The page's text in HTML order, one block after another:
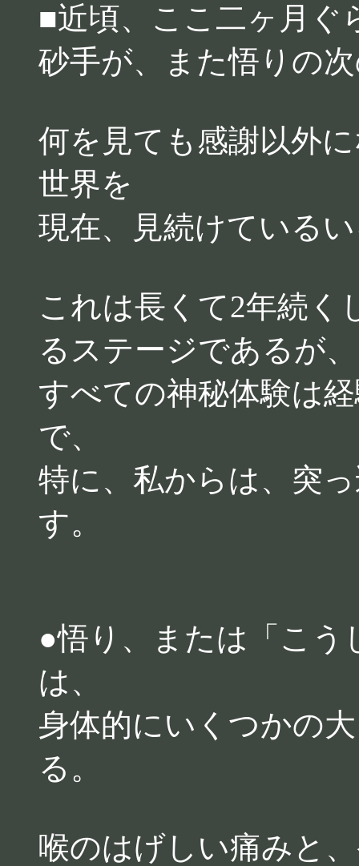
■近頃、ここ二ヶ月ぐ
砂手が、また悟りの
何を見ても感謝以外
世界を
現在、見続けている
これは長くて2年続く
るステージであるが、
すべての神秘体験は
で、
特に、私からは、突
す。
●悟り、または「こう
は、
身体的にいくつかの
る。
喉のはげしい痛みと